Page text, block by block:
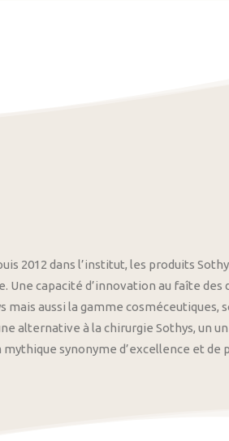
2012 dans l’institut, les produits
capacité d’innovation au faîte
mais aussi la gamme
alternative à la chirurgie Sothys, un
synonyme d’excellence et de